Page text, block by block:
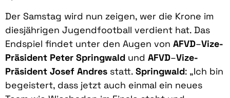
Der Samstag wird nun zeigen, wer die Krone im
diesjährigen Jugendfootball verdient hat. Das
Endspiel findet unter den Augen von AFVD–Vize-
Präsident Peter Springwald und AFVD–Vize-
Präsident Josef Andres statt. Springwald: „Ich bin
begeistert, dass jetzt auch einmal ein neues